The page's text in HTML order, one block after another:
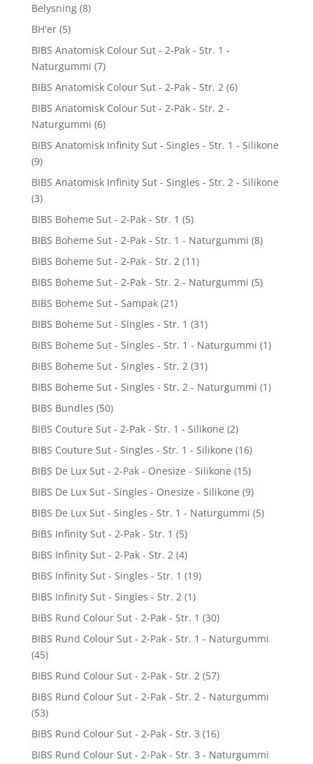
Belysning (8)
BH'er (5)
BIBS Anatomisk Colour Sut - 2-Pak - Str. 1 -
Naturgummi (7)
BIBS Anatomisk Colour Sut - 2-Pak - Str. 2 (6)
BIBS Anatomisk Colour Sut - 2-Pak - Str. 2 -
Naturgummi (6)
BIBS Anatomisk Infinity Sut - Singles - Str. 1 - Silikone
(9)
BIBS Anatomisk Infinity Sut - Singles - Str. 2 - Silikone
(3)
BIBS Boheme Sut - 2-Pak - Str. 1 (5)
BIBS Boheme Sut - 2-Pak - Str. 1 - Naturgummi (8)
BIBS Boheme Sut - 2-Pak - Str. 2 (11)
BIBS Boheme Sut - 2-Pak - Str. 2 - Naturgummi (5)
BIBS Boheme Sut - Sampak (21)
BIBS Boheme Sut - Singles - Str. 1 (31)
BIBS Boheme Sut - Singles - Str. 1 - Naturgummi (1)
BIBS Boheme Sut - Singles - Str. 2 (31)
BIBS Boheme Sut - Singles - Str. 2 - Naturgummi (1)
BIBS Bundles (50)
BIBS Couture Sut - 2-Pak - Str. 1 - Silikone (2)
BIBS Couture Sut - Singles - Str. 1 - Silikone (16)
BIBS De Lux Sut - 2-Pak - Onesize - Silikone (15)
BIBS De Lux Sut - Singles - Onesize - Silikone (9)
BIBS De Lux Sut - Singles - Str. 1 - Naturgummi (5)
BIBS Infinity Sut - 2-Pak - Str. 1 (5)
BIBS Infinity Sut - 2-Pak - Str. 2 (4)
BIBS Infinity Sut - Singles - Str. 1 (19)
BIBS Infinity Sut - Singles - Str. 2 (1)
BIBS Rund Colour Sut - 2-Pak - Str. 1 (30)
BIBS Rund Colour Sut - 2-Pak - Str. 1 - Naturgummi
(45)
BIBS Rund Colour Sut - 2-Pak - Str. 2 (57)
BIBS Rund Colour Sut - 2-Pak - Str. 2 - Naturgummi
(53)
BIBS Rund Colour Sut - 2-Pak - Str. 3 (16)
BIBS Rund Colour Sut - 2-Pak - Str. 3 - Naturgummi